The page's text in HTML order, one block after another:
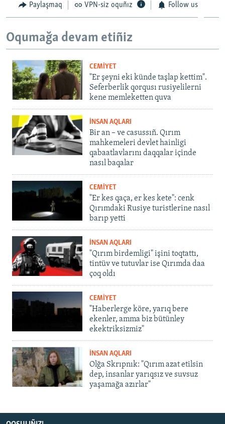
Paylaşmaq VPN-siz oquñız Follow us
Oqumağa devam etiñiz
CEMİYET
"Er şeyni eki künde taşlap kettim".
Seferberlik qorqusı rusiyelilerni
kene memleketten quva
İNSAN AQLARI
Bir an – ve casussıñ. Qırım
mahkemeleri devlet hainligi
qabaatlavlarını daqqalar içinde
nasıl baqalar
CEMİYET
"Er kes qaça, er kes kete": cenk
Qırımdaki Rusiye turistlerine nasıl
barıp yetti
İNSAN AQLARI
"Qırım birdemligi" işini toqtattı,
tintüv ve tutuvlar ise Qırımda daa
çoq oldı
CEMİYET
"Haberlerge köre, yarıq bere
ekenler, amma biz bütünley
ekektriksizmiz"
İNSAN AQLARI
Olğa Skrıpnık: "Qırım azat etilsin
dep, insanlar yarıqsız ve suvsuz
yaşamağa azırlar"